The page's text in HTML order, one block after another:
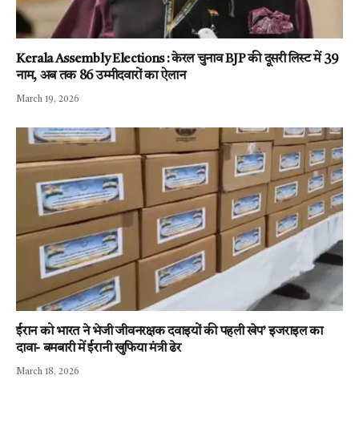
Kerala Assembly Elections : केरल चुनाव BJP की दूसरी लिस्ट में 39
नाम, अब तक 86 उम्मीदवारों का ऐलान
March 19, 2026
ईरान को भारत ने भेजी जीवनरक्षक दवाइयों की पहली खेप’ इजराइल का
दावा- बमबारी में ईरानी खुफिया मंत्री ढेर
March 18, 2026